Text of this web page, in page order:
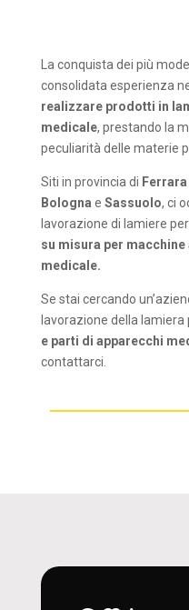
La conquista dei più
consolidata esperienza
realizzare prodotti in
medicale, prestando la
peculiarità delle materie
Siti in provincia di Ferrara
Bologna e Sassuolo, ci
lavorazione di lamiere
su misura per
medicale.
Se stai cercando
lavorazione della
e parti di apparecchi
contattarci.